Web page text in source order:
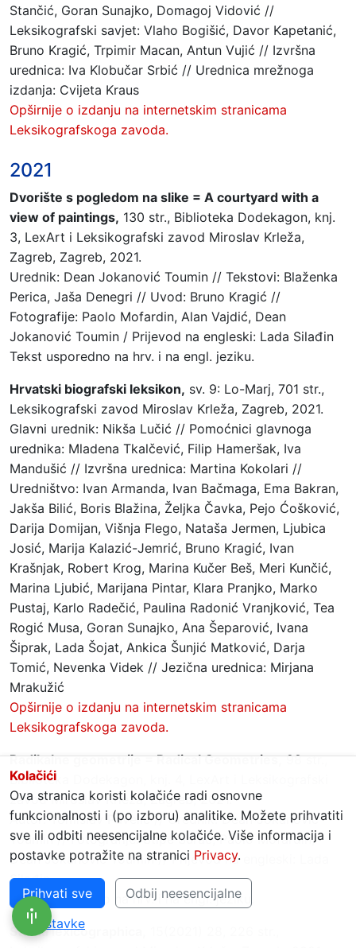
Stančić, Goran Sunajko, Domagoj Vidović //
Leksikografski savjet: Vlaho Bogišić, Davor Kapetanić,
Bruno Kragić, Trpimir Macan, Antun Vujić // Izvršna
urednica: Iva Klobučar Srbić // Urednica mrežnoga
izdanja: Cvijeta Kraus
Opširnije o izdanju na internetskim stranicama
Leksikografskoga zavoda.
2021
Dvorište s pogledom na slike = A courtyard with a
view of paintings, 130 str., Biblioteka Dodekagon, knj.
3, LexArt i Leksikografski zavod Miroslav Krleža,
Zagreb, Zagreb, 2021.
Urednik: Dean Jokanović Toumin // Tekstovi: Blaženka
Perica, Jaša Denegri // Uvod: Bruno Kragić //
Fotografije: Paolo Mofardin, Alan Vajdić, Dean
Jokanović Toumin / Prijevod na engleski: Lada Silađin
Tekst usporedno na hrv. i na engl. jeziku.
Hrvatski biografski leksikon, sv. 9: Lo-Marj, 701 str.,
Leksikografski zavod Miroslav Krleža, Zagreb, 2021.
Glavni urednik: Nikša Lučić // Pomoćnici glavnoga
urednika: Mladena Tkalčević, Filip Hameršak, Iva
Mandušić // Izvršna urednica: Martina Kokolari //
Uredništvo: Ivan Armanda, Ivan Bačmaga, Ema Bakran,
Jakša Bilić, Boris Blažina, Željka Čavka, Pejo Ćošković,
Darija Domijan, Višnja Flego, Nataša Jermen, Ljubica
Josić, Marija Kalazić-Jemrić, Bruno Kragić, Ivan
Krašnjak, Robert Krog, Marina Kučer Beš, Meri Kunčić,
Marina Ljubić, Marijana Pintar, Klara Pranjko, Marko
Pustaj, Karlo Radečić, Paulina Radonić Vranjković, Tea
Rogić Musa, Goran Sunajko, Ana Šeparović, Ivana
Šiprak, Lada Šojat, Ankica Šunjić Matković, Darja
Tomić, Nevenka Videk // Jezična urednica: Mirjana
Mrakužić
Opširnije o izdanju na internetskim stranicama
Leksikografskoga zavoda.
Radikalne geometrije = Radical Geometries,98 str.,
Biblioteka Dodekagon, knj. 4, LexArt i Leksikografski
zavod Miroslav Krleža, Zagreb, 2021.
Autor: Tomislav Pavelić // Urednik: Dean Jokanović
Toumin // Fotografije: Stipe Surać, Paolo Mofardin,
Dean Jokanović Toumin // Prijevod na engleski: Lada
Silađin
Tekst usporedno na hrv. i na engl. jeziku.
Studia lexicographica,
Kolačići
Ova stranica koristi kolačiće radi osnovne
funkcionalnosti i (po izboru) analitike. Možete prihvatiti
sve ili odbiti neesencijalne kolačiće. Više informacija i
postavke potražite na stranici Privacy.
Prihvati sve
Odbij neesencijalne
Postavke